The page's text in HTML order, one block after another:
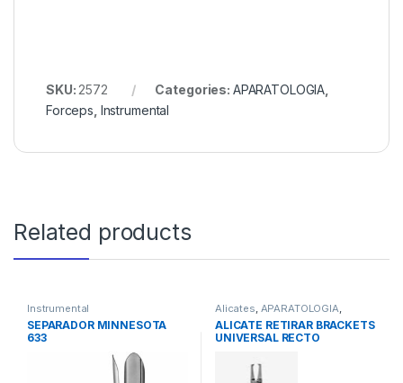
SKU: 2572 Categories: APARATOLOGIA
Forceps Instrumental
Related products
Instrumental
SEPARADOR MINNESOTA
633
Alicates APARATOLOGIA
Instrumental
ALICATE RETIRAR BRACKETS
UNIVERSAL RECTO